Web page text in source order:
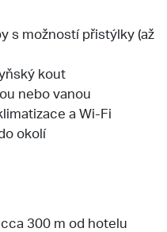
s možností přistýlky (až
kout
nebo vanou
a Wi-Fi
okolí
300 m od hotelu